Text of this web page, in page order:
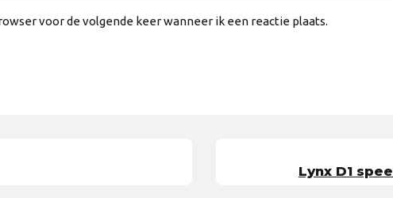
voor de volgende keer wanneer ik een reactie plaats.
Lynx D1